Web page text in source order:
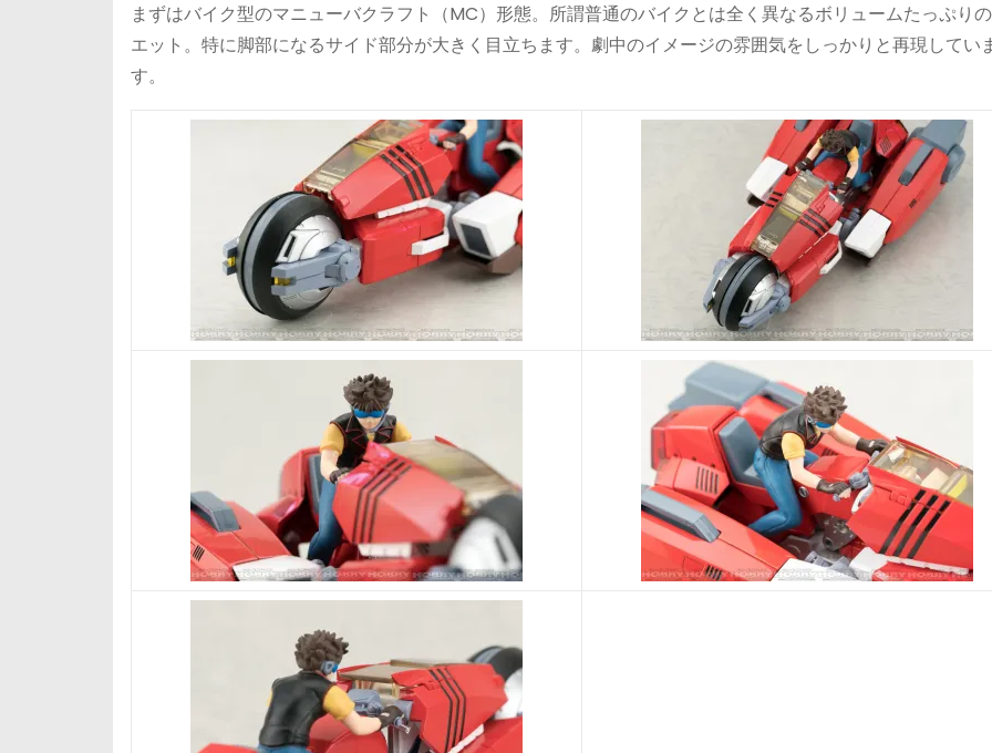
まずはバイク型のマニューバクラフト（MC）形態。所謂普通のバイクとは全く異なるボリュームたっぷり
エット。特に脚部になるサイド部分が大きく目立ちます。劇中のイメージの雰囲気をしっかりと再現してい
す。